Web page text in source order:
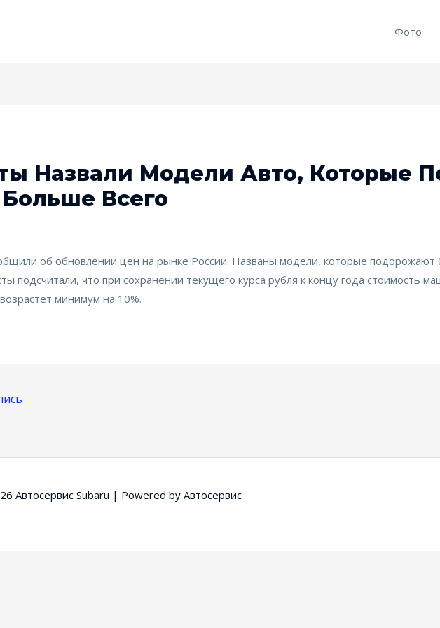
Фото
Назвали Модели Авто, Которые
Всего
об обновлении цен на рынке России. Названы модели, которые
подсчитали, что при сохранении текущего курса рубля к концу года стоимость
минимум на 10%.
Автосервис Subaru | Powered by Автосервис